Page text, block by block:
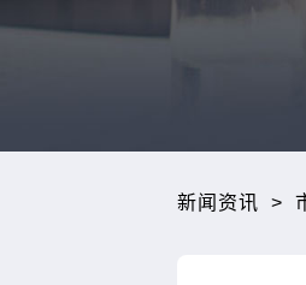
新闻资讯 >